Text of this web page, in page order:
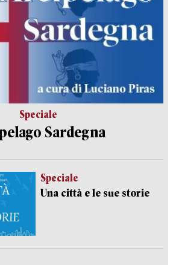
Speciale
Sardegna
Speciale
Una città e le sue storie